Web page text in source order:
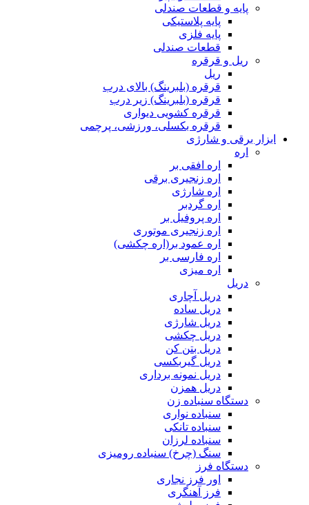
پایه و قطعات صندلی
پایه پلاستیکی
پایه فلزی
قطعات صندلی
ریل و قرقره
ریل
قرقره (بلبرینگ) بالای درب
قرقره (بلبرینگ) زیر درب
قرقره کشویی دیواری
قرقره بکسلی، ورزشی، پرچمی
ابزار برقی و شارژی
اره
اره افقی بر
اره زنجیری برقی
اره شارژی
اره گردبر
اره پروفیل بر
اره زنجیری موتوری
اره عمود بر(اره چکشی)
اره فارسی بر
اره میزی
دریل
دریل آچاری
دریل ساده
دریل شارژی
دریل چکشی
دریل بتن کن
دریل گیربکسی
دریل نمونه برداری
دریل همزن
دستگاه سنباده زن
سنباده نواری
سنباده تانکی
سنباده لرزان
سنگ (چرخ) سنباده رومیزی
دستگاه فرز
اور فرز نجاری
فرز آهنگری